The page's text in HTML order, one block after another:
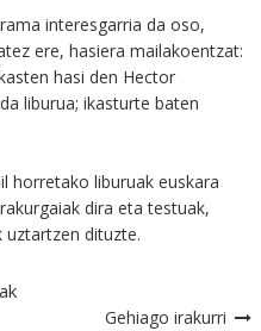
interesgarria da oso,
ere, hasiera mailakoentzat:
hasi den Hector
liburua; ikasturte baten
horretako liburuak euskara
dira eta testuak,
uztartzen dituzte.
Gehiago irakurri